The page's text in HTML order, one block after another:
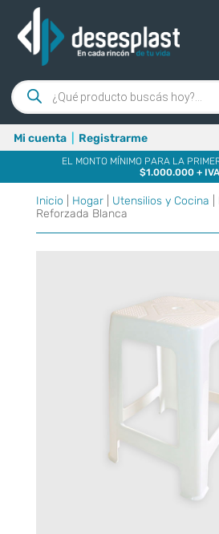
Búsqueda
de
productos
Mi cuenta Registrarme
EL MONTO MÍNIMO PARA LA
$1.000.000 + IVA
Inicio Hogar| Utensilios y Cocina
Reforzada Blanca